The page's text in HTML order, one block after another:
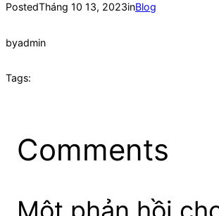
PostedTháng 10 13, 2023inBlog
byadmin
Tags:
Comments